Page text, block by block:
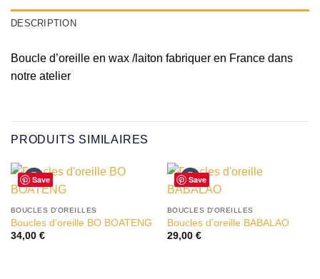
DESCRIPTION
Boucle d’oreille en wax /laiton fabriquer en France dans
notre atelier
PRODUITS SIMILAIRES
Save
Ajouter à la liste d’envies
BOUCLES D'OREILLES
Boucles d’oreille BO BOATENG
34,00 €
Save
Ajouter à la liste d’envies
BOUCLES D'OREILLES
Boucles d’oreille BABALAO
29,00 €